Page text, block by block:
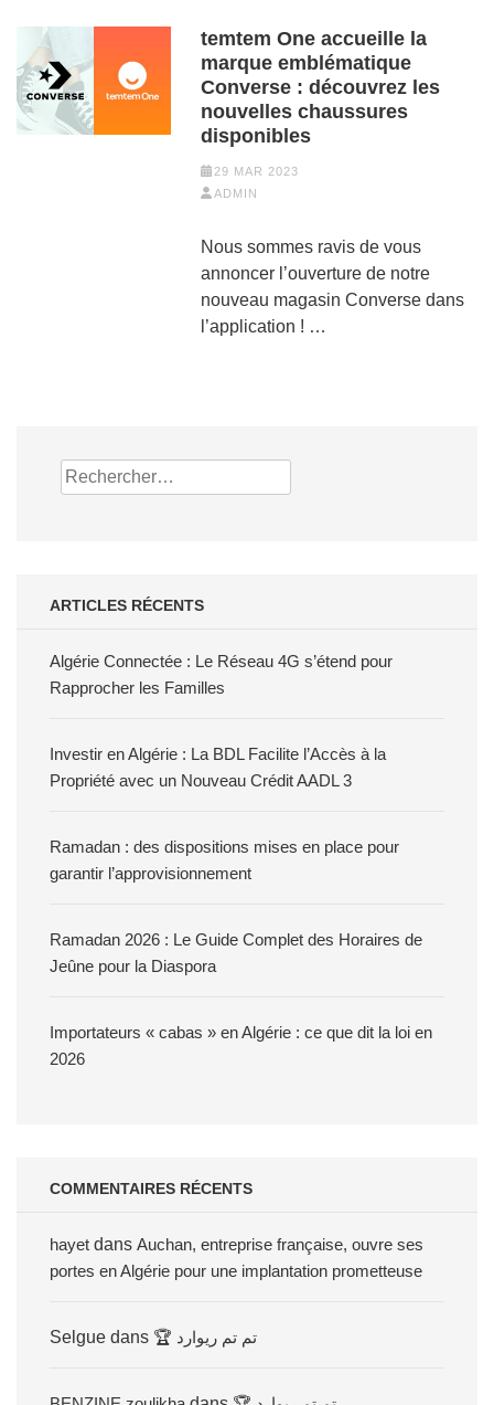
temtem One accueille la
marque emblématique
Converse : découvrez les
nouvelles chaussures
disponibles
29 MAR 2023
ADMIN
Nous sommes ravis de vous
annoncer l’ouverture de notre
nouveau magasin Converse dans
l’application ! …
Rechercher :
ARTICLES RÉCENTS
Algérie Connectée : Le Réseau 4G s’étend pour
Rapprocher les Familles
Investir en Algérie : La BDL Facilite l’Accès à la
Propriété avec un Nouveau Crédit AADL 3
Ramadan : des dispositions mises en place pour
garantir l’approvisionnement
Ramadan 2026 : Le Guide Complet des Horaires de
Jeûne pour la Diaspora
Importateurs « cabas » en Algérie : ce que dit la loi en
2026
COMMENTAIRES RÉCENTS
hayet dans Auchan, entreprise française, ouvre ses
portes en Algérie pour une implantation prometteuse
Selgue dans 🏆 تم تم ريوارد